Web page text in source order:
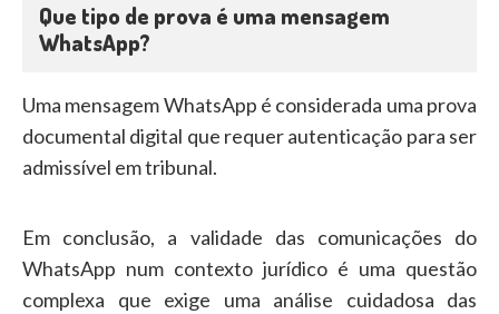
Que tipo de prova é uma mensagem
WhatsApp?
Uma mensagem WhatsApp é considerada uma prova
documental digital que requer autenticação para ser
admissível em tribunal.
Em conclusão, a validade das comunicações do
WhatsApp num contexto jurídico é uma questão
complexa que exige uma análise cuidadosa das